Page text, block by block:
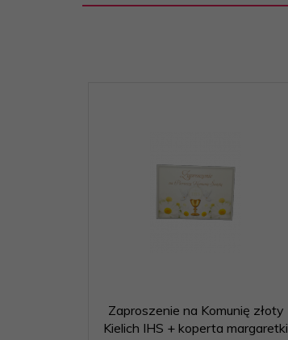
Zaproszenie na Komunię złoty
Kielich IHS + koperta margaretki